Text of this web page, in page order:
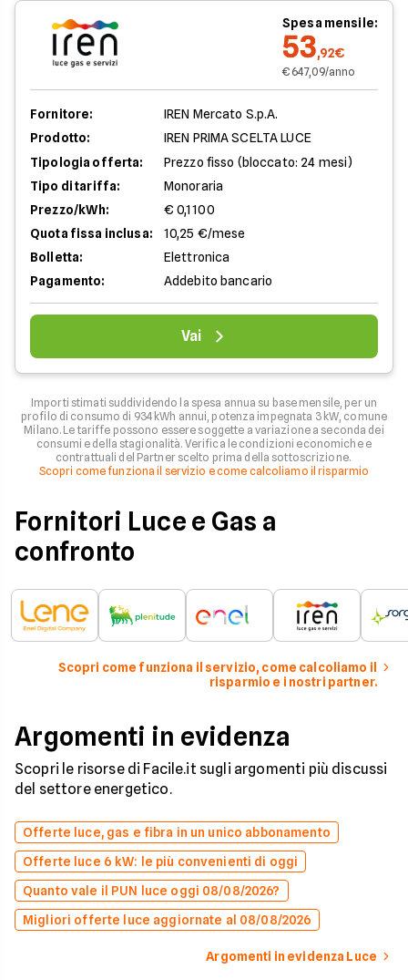
Spesa mensile:
53,92€
€ 647,09/anno
Fornitore:
IREN Mercato S.p.A.
Prodotto:
IREN PRIMA SCELTA LUCE
Tipologia offerta:
Prezzo fisso (bloccato: 24 mesi)
Tipo di tariffa:
Monoraria
Prezzo/kWh:
€ 0,1100
Quota fissa inclusa:
10,25 €/mese
Bolletta:
Elettronica
Pagamento:
Addebito bancario
Vai
Importi stimati suddividendo la spesa annua su base mensile, per un
profilo di consumo di 934 kWh annui, potenza impegnata 3 kW, comune
Milano. Le tariffe possono essere soggette a variazione a seconda dei
consumi e della stagionalità. Verifica le condizioni economiche e
contrattuali del Partner scelto prima della sottoscrizione.
Scopri come funziona il servizio e come calcoliamo il risparmio
Fornitori Luce e Gas a
confronto
Scopri come funziona il servizio, come calcoliamo il
risparmio e i nostri partner.
Argomenti in evidenza
Scopri le risorse di Facile.it sugli argomenti più discussi
del settore energetico.
Offerte luce, gas e fibra in un unico abbonamento
Offerte luce 6 kW: le più convenienti di oggi
Quanto vale il PUN luce oggi 08/08/2026?
Migliori offerte luce aggiornate al 08/08/2026
Argomenti in evidenza Luce